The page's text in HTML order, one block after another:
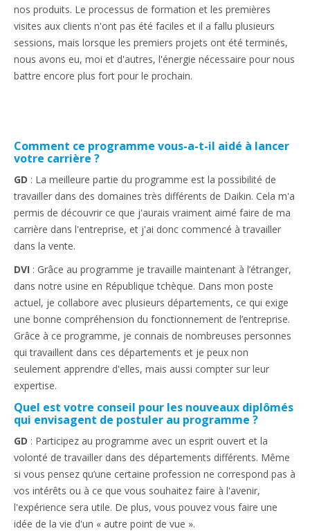
nos produits. Le processus de formation et les premières
visites aux clients n'ont pas été faciles et il a fallu plusieurs
sessions, mais lorsque les premiers projets ont été terminés,
nous avons eu, moi et d'autres, l'énergie nécessaire pour nous
battre encore plus fort pour le prochain.
Comment ce programme vous-a-t-il aidé à lancer
votre carrière ?
GD : La meilleure partie du programme est la possibilité de
travailler dans des domaines très différents de Daikin. Cela m'a
permis de découvrir ce que j'aurais vraiment aimé faire de ma
carrière dans l'entreprise, et j'ai donc commencé à travailler
dans la vente.
DVI : Grâce au programme je travaille maintenant à l’étranger,
dans notre usine en République tchèque. Dans mon poste
actuel, je collabore avec plusieurs départements, ce qui exige
une bonne compréhension du fonctionnement de l’entreprise.
Grâce à ce programme, je connais de nombreuses personnes
qui travaillent dans ces départements et je peux non
seulement apprendre d'elles, mais aussi compter sur leur
expertise.
Quel est votre conseil pour les nouveaux diplômés
qui envisagent de postuler au programme ?
GD : Participez au programme avec un esprit ouvert et la
volonté de travailler dans des départements différents. Même
si vous pensez qu’une certaine profession ne correspond pas à
vos intérêts ou à ce que vous souhaitez faire à l'avenir,
l'expérience sera utile. De plus, vous pouvez vous faire une
idée de la vie d'un « autre point de vue ».